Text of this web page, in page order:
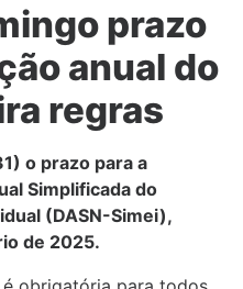
prazo
anual do
regras
o prazo para a
Simplificada do
(DASN-Simei),
de 2025.